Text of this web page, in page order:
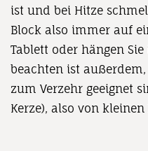
ist und bei Hitze
Block also immer auf
Tablett oder hängen
beachten ist
zum Verzehr geeignet
Kerze), also von